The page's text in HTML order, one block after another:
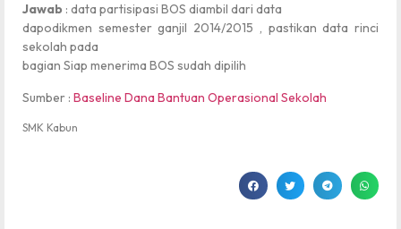
Jawab : data partisipasi BOS diambil dari data
dapodikmen semester ganjil 2014/2015 , pastikan data rinci
sekolah pada
bagian Siap menerima BOS sudah dipilih
Sumber : Baseline Dana Bantuan Operasional Sekolah
SMK Kabun